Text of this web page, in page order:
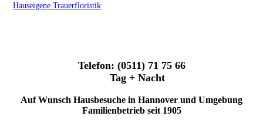
Hauseigene Trauerfloristik
Telefon: (0511) 71 75 66
Tag + Nacht
Auf Wunsch Hausbesuche in Hannover und Umgebung
Familienbetrieb seit 1905